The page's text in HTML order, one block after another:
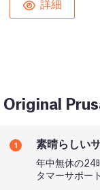
詳細
Original
1 素晴らしい
年中無休の24
タマーサポー